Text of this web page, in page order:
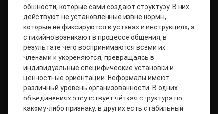
общности, которые сами создают структуру. В них
действуют не установленные извне нормы,
которые не фиксируются в уставах и инструкциях, а
стихийно возникают в процессе общения, в
результате чего воспринимаются всеми их
членами и укореняются, превращаясь в
индивидуальные специфические установки и
ценностные ориентации. Неформалы имеют
различный уровень организованности. В одних
объединениях отсутствует чёткая структура по
какому-либо признаку, в других есть стабильный